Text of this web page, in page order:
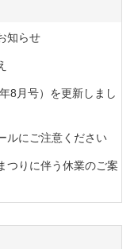
知らせ
8月号）を更新しまし
ルにご注意ください
つりに伴う休業のご案